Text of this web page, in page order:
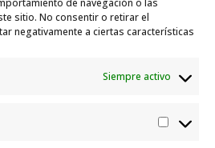
de navegación o las
sitio. No consentir o retirar el
negativamente a ciertas características
Siempre activo
2026